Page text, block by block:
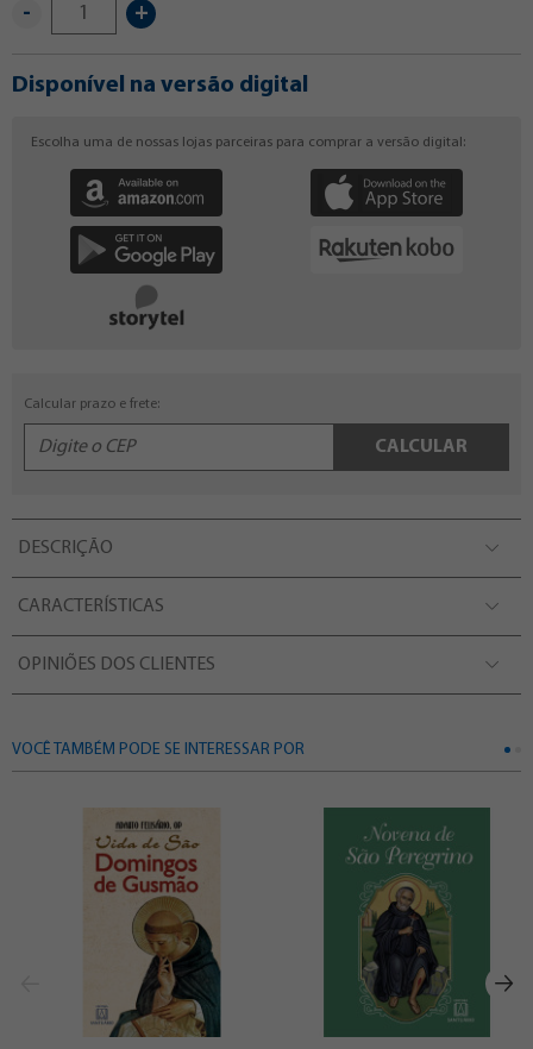
- +
Disponível na versão digital
Escolha uma de nossas lojas parceiras para comprar a versão digital:
Calcular prazo e frete:
CALCULAR
DESCRIÇÃO
CARACTERÍSTICAS
OPINIÕES DOS CLIENTES
VOCÊ TAMBÉM PODE SE INTERESSAR POR